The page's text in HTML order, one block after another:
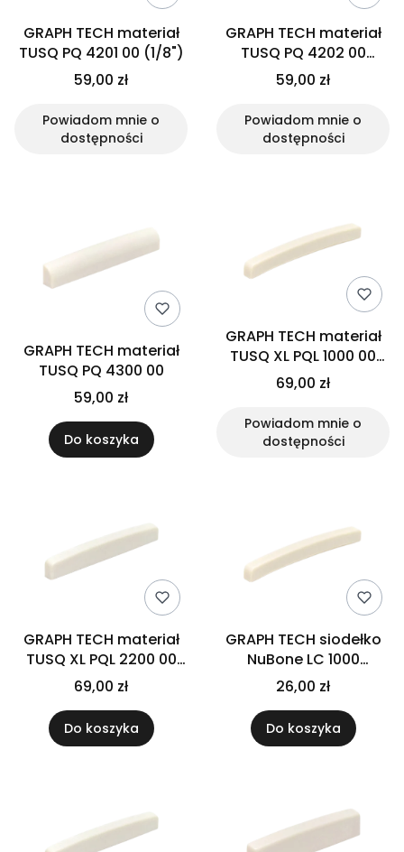
GRAPH TECH materiał
TUSQ PQ 4201 00 (1/8")
59,00 zł
Powiadom mnie o
dostępności
GRAPH TECH materiał
TUSQ PQ 4202 00
(3/16")
59,00 zł
Powiadom mnie o
dostępności
GRAPH TECH materiał
TUSQ PQ 4300 00
59,00 zł
Do koszyka
GRAPH TECH materiał
TUSQ XL PQL 1000 00
Fender
69,00 zł
Powiadom mnie o
dostępności
GRAPH TECH materiał
TUSQ XL PQL 2200 00
Strat/Tele
69,00 zł
Do koszyka
GRAPH TECH siodełko
NuBone LC 1000
Strat/Tele
26,00 zł
Do koszyka